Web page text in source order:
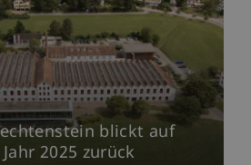
blickt auf
2025 zurück